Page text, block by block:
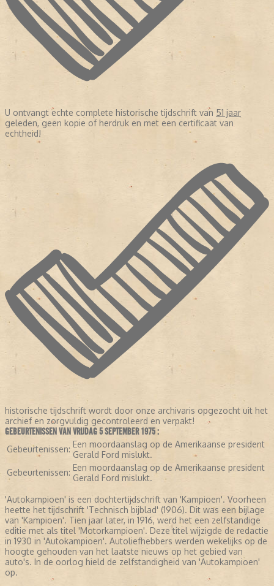
U ontvangt echte complete historische tijdschrift van 51 jaar
geleden, geen kopie of herdruk en met een certificaat van
echtheid!
historische tijdschrift wordt door onze archivaris opgezocht uit het
archief en zorgvuldig gecontroleerd en verpakt!
GEBEURTENISSEN VAN VRIJDAG 5 SEPTEMBER 1975 :
Gebeurtenissen: Een moordaanslag op de Amerikaanse president
Gerald Ford mislukt.
Gebeurtenissen: Een moordaanslag op de Amerikaanse president
Gerald Ford mislukt.
'Autokampioen' is een dochtertijdschrift van 'Kampioen'. Voorheen
heette het tijdschrift 'Technisch bijblad' (1906). Dit was een bijlage
van 'Kampioen'. Tien jaar later, in 1916, werd het een zelfstandige
editie met als titel 'Motorkampioen'. Deze titel wijzigde de redactie
in 1930 in 'Autokampioen'. Autoliefhebbers werden wekelijks op de
hoogte gehouden van het laatste nieuws op het gebied van
auto's. In de oorlog hield de zelfstandigheid van 'Autokampioen'
op.